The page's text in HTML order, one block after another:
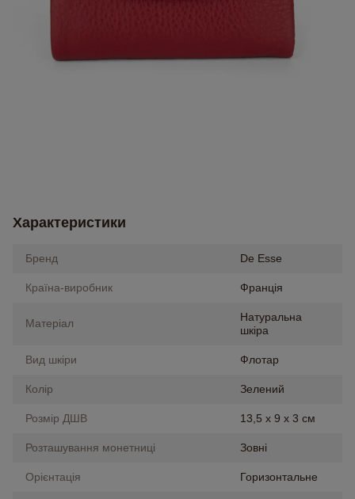
Характеристики
Бренд De Esse
Країна-виробник Франція
Матеріал
Натуральна
шкіра
Вид шкіри Флотар
Колір Зелений
Розмір ДШВ 13,5 х 9 х 3 см
Розташування монетниці Зовні
Орієнтація Горизонтальне